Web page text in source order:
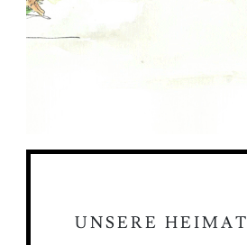
UNSERE HEIMAT